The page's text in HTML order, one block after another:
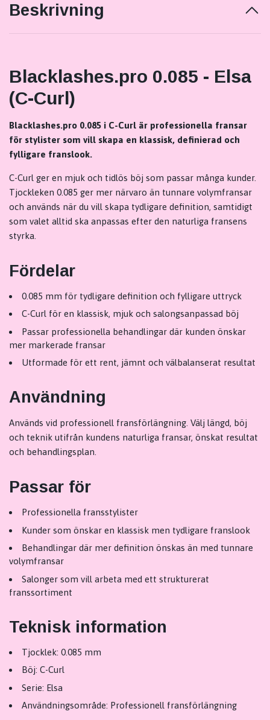
Beskrivning
Blacklashes.pro 0.085 - Elsa
(C-Curl)
Blacklashes.pro 0.085 i C-Curl är professionella fransar
för stylister som vill skapa en klassisk, definierad och
fylligare franslook.
C-Curl ger en mjuk och tidlös böj som passar många kunder.
Tjockleken 0.085 ger mer närvaro än tunnare volymfransar
och används när du vill skapa tydligare definition, samtidigt
som valet alltid ska anpassas efter den naturliga fransens
styrka.
Fördelar
0.085 mm för tydligare definition och fylligare uttryck
C-Curl för en klassisk, mjuk och salongsanpassad böj
Passar professionella behandlingar där kunden önskar
mer markerade fransar
Utformade för ett rent, jämnt och välbalanserat resultat
Användning
Används vid professionell fransförlängning. Välj längd, böj
och teknik utifrån kundens naturliga fransar, önskat resultat
och behandlingsplan.
Passar för
Professionella fransstylister
Kunder som önskar en klassisk men tydligare franslook
Behandlingar där mer definition önskas än med tunnare
volymfransar
Salonger som vill arbeta med ett strukturerat
franssortiment
Teknisk information
Tjocklek: 0.085 mm
Böj: C-Curl
Serie: Elsa
Användningsområde: Professionell fransförlängning